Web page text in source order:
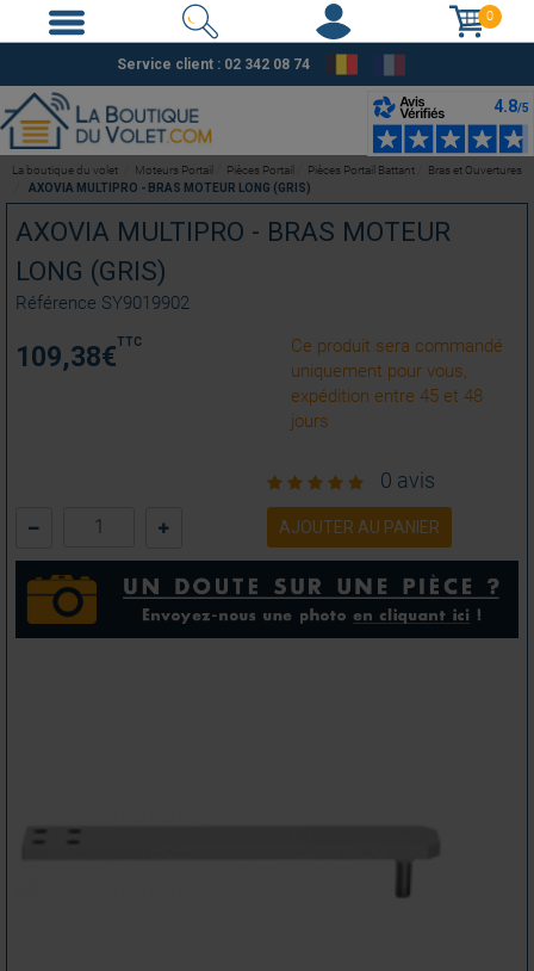
0
Service client : 02 342 08 74
AXOVIA MULTIPRO - BRAS MOTEUR
LONG (GRIS)
Référence SY9019902
109,38€TTC
Ce produit sera commandé
uniquement pour vous,
expédition entre 45 et 48
jours
0 avis
AJOUTER AU PANIER
La boutique du volet Moteurs Portail Pièces Portail Pièces Portail Battant
Bras et Ouvertures
AXOVIA MULTIPRO - BRAS MOTEUR LONG (GRIS)